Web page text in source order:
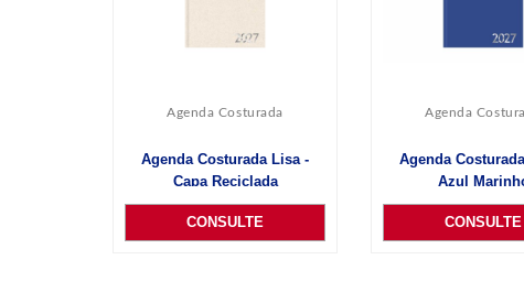
Agenda Costurada
Agenda Costurada Lisa -
Capa Reciclada
CONSULTE
Agenda
Agenda
Azul
CONSULTE